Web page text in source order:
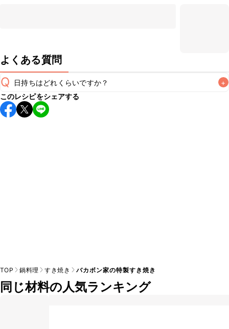
よくある質問
Q 日持ちはどれくらいですか？ +
保存期間は冷蔵で翌日中が目安です。なるべくお早めにお召
し上がりください。
このレシピをシェアする
TOP 鍋料理 すき焼き バカボン家の特製すき焼き
同じ材料の人気ランキング